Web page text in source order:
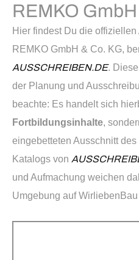
REMKO
Hier findest Du die
REMKO GmbH & Co. KG,
AUSSCHREIBEN.DE.
der Planung und
beachte: Es handelt sich
Fortbildungsinhalte,
eingebetteten Ausschnitt
Katalogs von
und Aufmachung weichen
Umgebung auf WirliebenBau